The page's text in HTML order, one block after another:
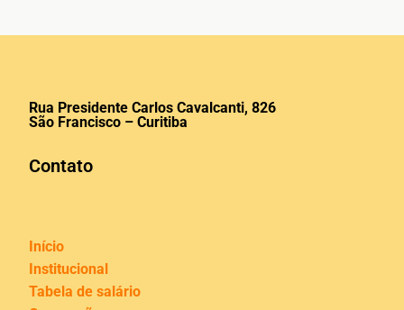
Rua Presidente Carlos Cavalcanti, 826
São Francisco – Curitiba
Contato
Início
Institucional
Tabela de salário